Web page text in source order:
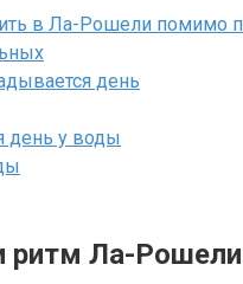
в Ла-Рошели помимо
день
день у воды
ритм Ла-Рошели